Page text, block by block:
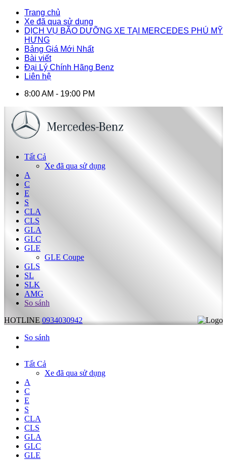
Trang chủ
Xe đã qua sử dụng
DỊCH VỤ BÃO DƯỠNG XE TẠI MERCEDES PHÚ MỸ
HƯNG
Bảng Giá Mới Nhất
Bài viết
Đại Lý Chính Hãng Benz
Liên hệ
8:00 AM - 19:00 PM
Tất Cả
Xe đã qua sử dụng
A
C
E
S
CLA
CLS
GLA
GLC
GLE
GLE Coupe
GLS
SL
SLK
AMG
So sánh
HOTLINE 0934030942
So sánh
Tất Cả
Xe đã qua sử dụng
A
C
E
S
CLA
CLS
GLA
GLC
GLE